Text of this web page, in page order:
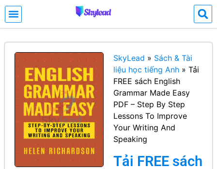
SkyLead » Sách & Tài
liệu học tiếng Anh » Tải
FREE sách English
Grammar Made Easy
PDF – Step By Step
Lessons To Improve
Your Writing And
Speaking
Tải FREE sách